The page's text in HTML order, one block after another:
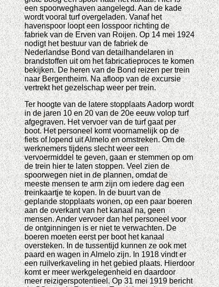
een spoorweghaven aangelegd. Aan de kade
wordt vooral turf overgeladen. Vanaf het
havenspoor loopt een losspoor richting de
fabriek van de Erven van Roijen. Op 14 mei 1924
nodigt het bestuur van de fabriek de
Nederlandse Bond van detailhandelaren in
brandstoffen uit om het fabricatieproces te komen
bekijken. De heren van de Bond reizen per trein
naar Bergentheim. Na afloop van de excursie
vertrekt het gezelschap weer per trein.
Ter hoogte van de latere stopplaats Aadorp wordt
in de jaren 10 en 20 van de 20e eeuw volop turf
afgegraven. Het vervoer van de turf gaat per
boot. Het personeel komt voornamelijk op de
fiets of lopend uit Almelo en omstreken. Om de
werknemers tijdens slecht weer een
vervoermiddel te geven, gaan er stemmen op om
de trein hier te laten stoppen. Veel zien de
spoorwegen niet in de plannen, omdat de
meeste mensen te arm zijn om iedere dag een
treinkaartje te kopen. In de buurt van de
geplande stopplaats wonen, op een paar boeren
aan de overkant van het kanaal na, geen
mensen. Ander vervoer dan het personeel voor
de ontginningen is er niet te verwachten. De
boeren moeten eerst per boot het kanaal
oversteken. In de tussentijd kunnen ze ook met
paard en wagen in Almelo zijn. In 1918 vindt er
een ruilverkaveling in het gebied plaats. Hierdoor
komt er meer werkgelegenheid en daardoor
meer reizigerspotentieel. Op 31 mei 1919 bericht